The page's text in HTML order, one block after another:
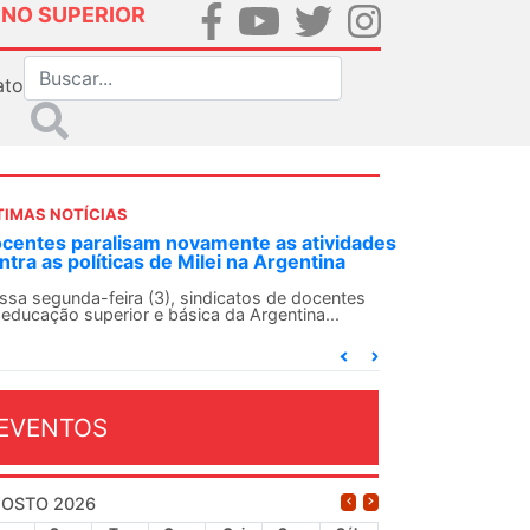
SUPERIOR
NOTÍCIAS
SN convoca docentes para Dia de
Internacionalista com Cuba em
de agosto
SN conclama suas seções sindicais e o